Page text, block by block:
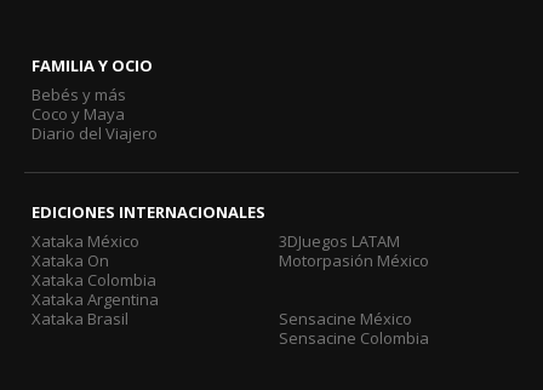
FAMILIA Y OCIO
Bebés y más
Coco y Maya
Diario del Viajero
EDICIONES INTERNACIONALES
Xataka México
Xataka On
Xataka Colombia
Xataka Argentina
Xataka Brasil
3DJuegos LATAM
Motorpasión México
Sensacine México
Sensacine Colombia